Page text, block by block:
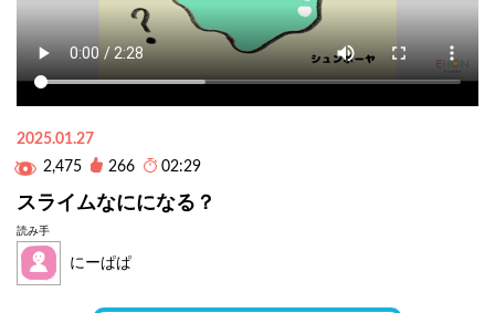
2025.01.27
2,475
266 02:29
スライムなにになる？
読み手
にーぱぱ